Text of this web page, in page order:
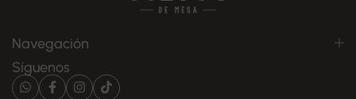
Navegación
Síguenos